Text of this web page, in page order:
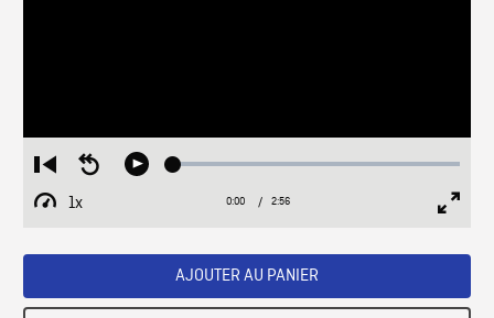
Restart
from
beginning
Seek
Play Loaded:
1x
Playback
Current
0:00 / Duration
2:56
AJOUTER AU PANIER